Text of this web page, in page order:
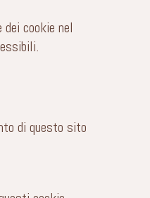
cookie nel
di questo sito